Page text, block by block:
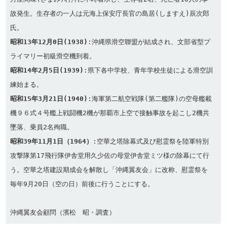
故発生。生存者の一人は元海上保安庁長官の島居(しますえ)辰次郎
昭和13年12月0日(1938) :沖縄県滑空聯盟が結成され、文部省型プ
昭和14年2月5日(1939) :県下各中学校、青年学校生徒による滑空訓
昭和15年3月21日(1940) :海軍第二航空戦隊(第二艦隊)の空母艦載
機９６式４号艦上戦闘機2機が那覇市上空で接触事故を起こし2機共
昭和39年11月1日（1964）
:空華之塔除幕式及び慰霊祭を陸軍特別
攻撃隊第17飛行隊伊舎堂用久少佐の母堂伊舎堂ミツ様の除幕にて行
う。空華之塔建設期成会を解散し「沖縄翼友会」に改称、慰霊祭を
毎年9月20日（空の日）前後に行うことにする。